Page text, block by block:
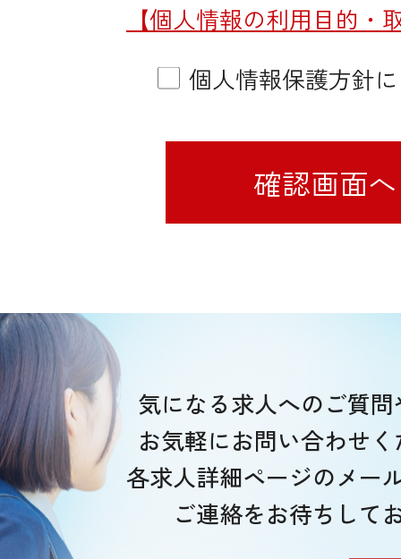
【個人情報の利用目的・
個人情報保護方針
気になる求人へのご質
お気軽にお問い合わせ
各求人詳細ページのメー
ご連絡をお待ちして